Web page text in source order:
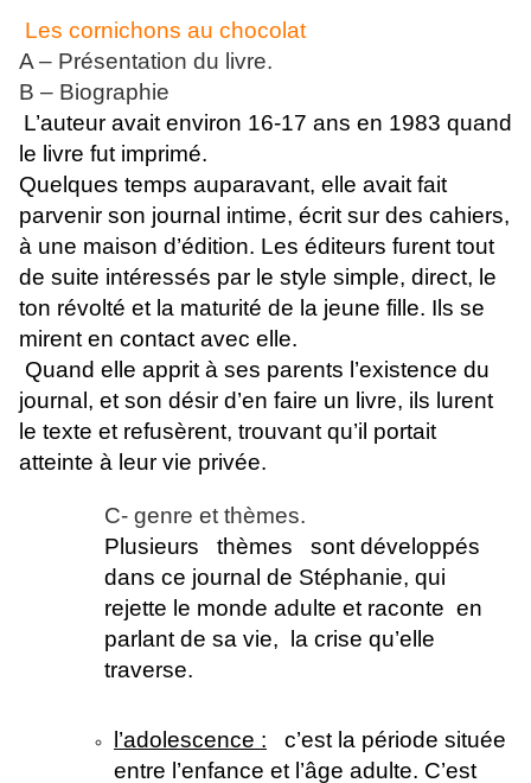
Les cornichons au chocolat
A – Présentation du livre.
B – Biographie
L’auteur avait environ 16-17 ans en 1983 quand
le livre fut imprimé.
Quelques temps auparavant, elle avait fait
parvenir son journal intime, écrit sur des cahiers,
à une maison d’édition. Les éditeurs furent tout
de suite intéressés par le style simple, direct, le
ton révolté et la maturité de la jeune fille. Ils se
mirent en contact avec elle.
Quand elle apprit à ses parents l’existence du
journal, et son désir d’en faire un livre, ils lurent
le texte et refusèrent, trouvant qu’il portait
atteinte à leur vie privée.
C- genre et thèmes.
Plusieurs thèmes sont développés
dans ce journal de Stéphanie, qui
rejette le monde adulte et raconte en
parlant de sa vie, la crise qu’elle
traverse.
l’adolescence : c’est la période située
entre l’enfance et l’âge adulte. C’est